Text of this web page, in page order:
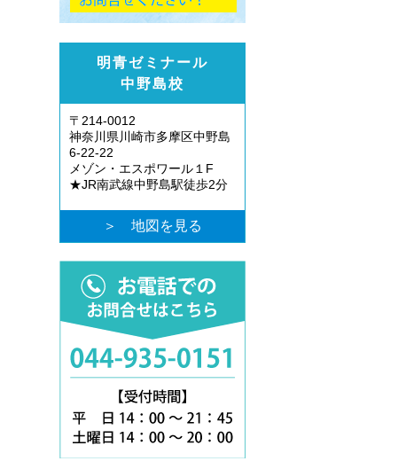
明青ゼミナール
中野島校
〒214-0012
神奈川県川崎市多摩区中野島
6-22-22
メゾン・エスポワール１F
★JR南武線中野島駅徒歩2分
＞ 地図を見る